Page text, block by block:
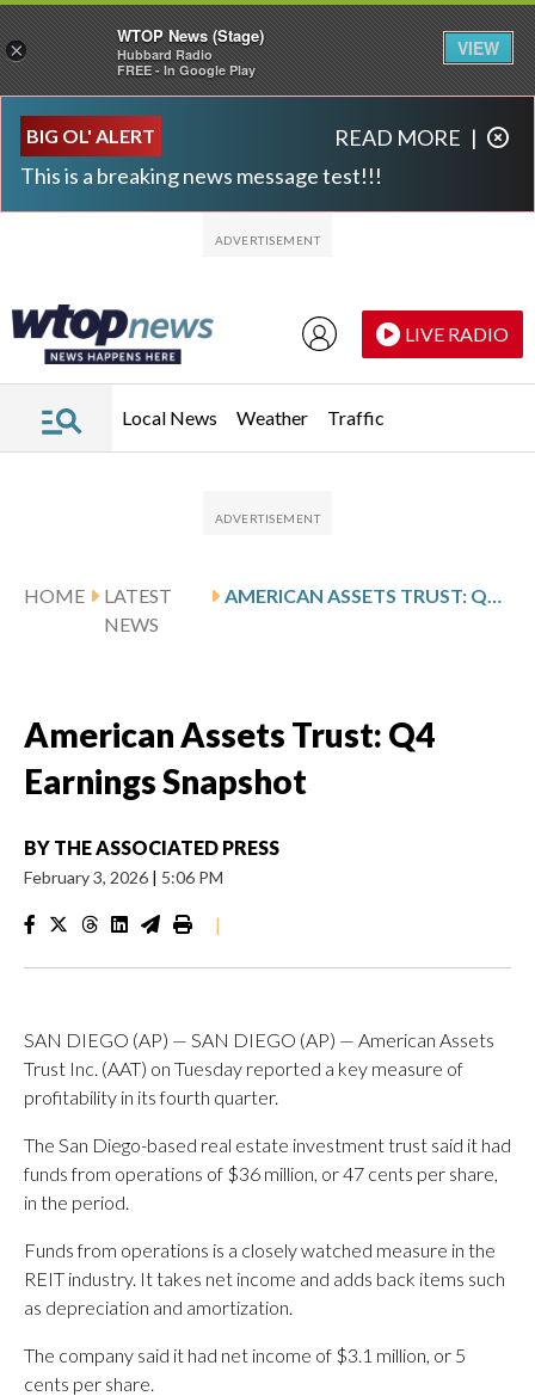
BIG OL' ALERT
This is a breaking news message test!!!
READ MORE |
LIVE RADIO
Local News Weather Traffic
HOME
LATEST
NEWS
American Assets Trust: Q4
Earnings Snapshot
BY THE ASSOCIATED PRESS
February 3, 2026 | 5:06 PM
|
SAN DIEGO (AP) — SAN DIEGO (AP) — American Assets
Trust Inc. (AAT) on Tuesday reported a key measure of
profitability in its fourth quarter.
The San Diego-based real estate investment trust said it had
funds from operations of $36 million, or 47 cents per share,
in the period.
Funds from operations is a closely watched measure in the
REIT industry. It takes net income and adds back items such
as depreciation and amortization.
The company said it had net income of $3.1 million, or 5
cents per share.
×
WTOP News (Stage)
Hubbard Radio
FREE - In Google Play
VIEW